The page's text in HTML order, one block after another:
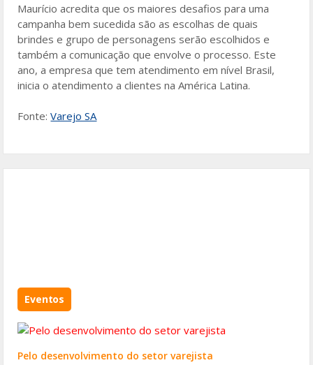
Maurício acredita que os maiores desafios para uma
campanha bem sucedida são as escolhas de quais
brindes e grupo de personagens serão escolhidos e
também a comunicação que envolve o processo. Este
ano, a empresa que tem atendimento em nível Brasil,
inicia o atendimento a clientes na América Latina.
Fonte:Varejo SA
Eventos
Pelo desenvolvimento do setor varejista